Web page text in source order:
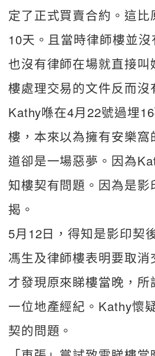
定了正式買賣合約。這
10天。且當時律師樓並沒
也沒有律師在場就直接
樓處理交易的文件反而沒
Kathy喺在4月22號過埋
樓，本來以為擁有安樂窩
道卻是一場惡夢。因為
知樓契有問題。因為是影
揭。
5月12日，得知是影印契
馮生及律師樓表明要取
才發現原來睇樓當晚，所
一位地產經紀。Kathy懷
契的問題。